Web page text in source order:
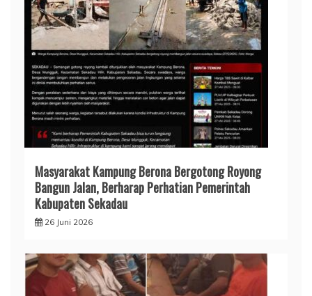
Masyarakat Kampung Berona Bergotong Royong
Bangun Jalan, Berharap Perhatian Pemerintah
Kabupaten Sekadau
26 Juni 2026